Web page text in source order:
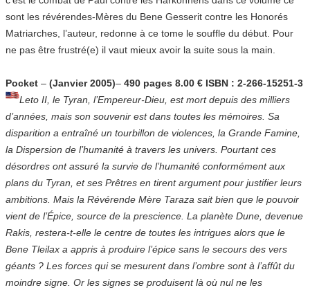
sont les révérendes-Mères du Bene Gesserit contre les Honorés
Matriarches, l’auteur, redonne à ce tome le souffle du début. Pour
ne pas être frustré(e) il vaut mieux avoir la suite sous la main.
Pocket – (Janvier 2005)– 490 pages 8.00 € ISBN : 2-266-15251-3
Leto II, le Tyran, l’Empereur-Dieu, est mort depuis des milliers
d’années, mais son souvenir est dans toutes les mémoires. Sa
disparition a entraîné un tourbillon de violences, la Grande Famine,
la Dispersion de l’humanité à travers les univers. Pourtant ces
désordres ont assuré la survie de l’humanité conformément aux
plans du Tyran, et ses Prêtres en tirent argument pour justifier leurs
ambitions. Mais la Révérende Mère Taraza sait bien que le pouvoir
vient de l’Épice, source de la prescience. La planète Dune, devenue
Rakis, restera-t-elle le centre de toutes les intrigues alors que le
Bene Tleilax a appris à produire l’épice sans le secours des vers
géants ? Les forces qui se mesurent dans l’ombre sont à l’affût du
moindre signe. Or les signes se produisent là où nul ne les